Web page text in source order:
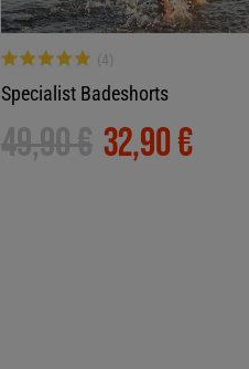
Specialist Badeshorts
49,90 € 32,90 €